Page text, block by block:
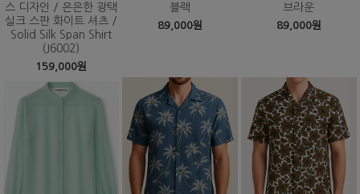
스 디자인 / 은은한 광택
실크 스판 화이트 셔츠 /
Solid Silk Span Shirt
(J6002)
159,000원
블랙
89,000원
브라운
89,000원